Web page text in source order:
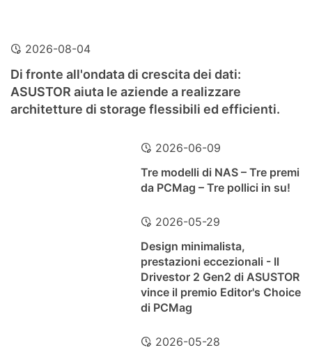
2026-08-04
Di fronte all'ondata di crescita dei dati:
ASUSTOR aiuta le aziende a realizzare
architetture di storage flessibili ed efficienti.
2026-06-09
Tre modelli di NAS – Tre premi
da PCMag – Tre pollici in su!
2026-05-29
Design minimalista,
prestazioni eccezionali - Il
Drivestor 2 Gen2 di ASUSTOR
vince il premio Editor's Choice
di PCMag
2026-05-28